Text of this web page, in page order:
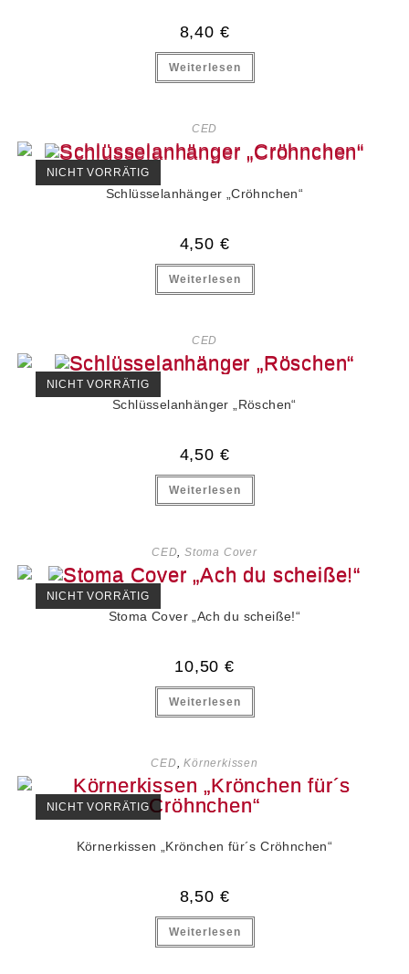
8,40 €
Weiterlesen
CED
NICHT VORRÄTIG
Schlüsselanhänger „Cröhnchen“
4,50 €
Weiterlesen
CED
NICHT VORRÄTIG
Schlüsselanhänger „Röschen“
4,50 €
Weiterlesen
CED ,Stoma Cover
NICHT VORRÄTIG
Stoma Cover „Ach du scheiße!“
10,50 €
Weiterlesen
CED,Körnerkissen
NICHT VORRÄTIG
Körnerkissen „Krönchen für´s Cröhnchen“
8,50 €
Weiterlesen